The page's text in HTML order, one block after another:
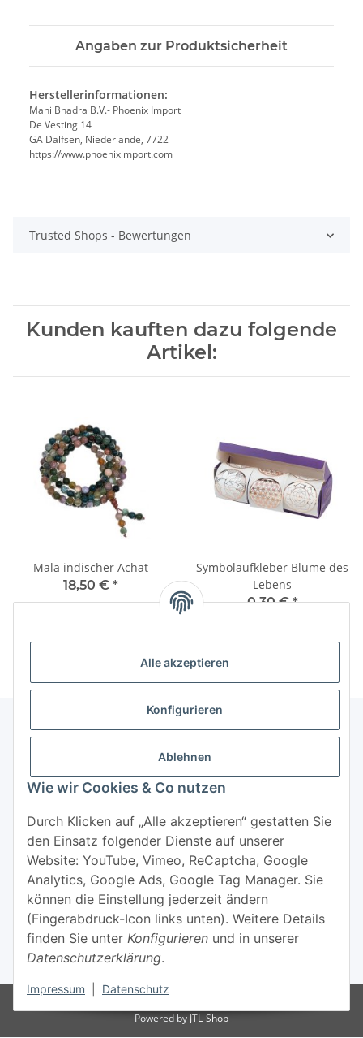
Alle akzeptieren
Konfigurieren
Ablehnen
Wie wir Cookies & Co nutzen
Durch Klicken auf „Alle akzeptieren“ gestatten Sie
den Einsatz folgender Dienste auf unserer
Website: YouTube, Vimeo, ReCaptcha, Google
Analytics, Google Ads, Google Tag Manager. Sie
können die Einstellung jederzeit ändern
(Fingerabdruck-Icon links unten). Weitere Details
finden Sie unter Konfigurieren und in unserer
Datenschutzerklärung.
Impressum Datenschutz
Angaben zur Produktsicherheit
Herstellerinformationen:
Mani Bhadra B.V.- Phoenix Import
De Vesting 14
GA Dalfsen, Niederlande, 7722
https://www.phoeniximport.com
Trusted Shops - Bewertungen
Kunden kauften dazu folgende
Artikel:
Mala indischer Achat
18,50 € *
Symbolaufkleber Blume des
Lebens
0,30 €*
Informationen
Mehr über
Widerrufsbutton
* Alle Preise inkl. gesetzlicher USt., zzgl.
Powered by JTL-Shop